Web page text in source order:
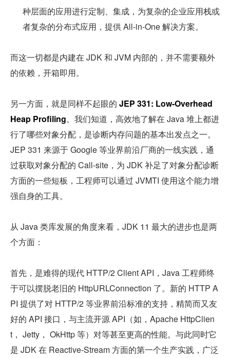
种层面的应用进行定制、集成，为复杂的企业应用栈或
者复杂的分布式应用，提供 All-in-One 解决方案。
而这一切都是内建在 JDK 和 JVM 内部的，并不需要额外
的依赖，开箱即用。
另一方面，就是同样不起眼的 JEP 331: Low-Overhead
Heap Profiling。我们知道，高效地了解在 Java 堆上都进
行了哪些对象分配，是诊断内存问题的基本出发点之一。
JEP 331 来源于 Google 等业界前沿厂商的一线实践，通
过获取对象分配的 Call-site，为 JDK 补足了对象分配诊断
方面的一些短板，工程师可以通过 JVMTI 使用这个能力增
强自身的工具。
从 Java 类库发展的角度来看，JDK 11 最大的进步也是两
个方面：
首先，是难得的现代 HTTP/2 Client API，Java 工程师终
于可以摆脱老旧的 HttpURLConnection 了。新的 HTTP A
PI 提供了对 HTTP/2 等业界前沿标准的支持，精简而又友
好的 API 接口，与主流开源 API（如，Apache HttpClien
t， Jetty， OkHttp 等）对等甚至更高的性能。与此同时它
是 JDK 在 Reactive-Stream 方面的第一个生产实践，广泛